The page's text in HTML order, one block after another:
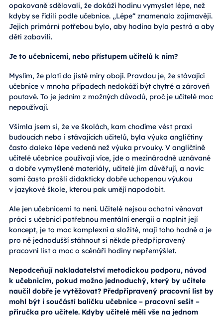
opakovaně sdělovali, že dokáží hodinu vymyslet lépe, než
kdyby se řídili podle učebnice. „Lépe“ znamenalo zajímavěji.
Jejich primární potřebou bylo, aby hodina byla pestrá a aby
děti zabavili.
Je to učebnicemi, nebo přístupem učitelů k nim?
Myslím, že platí do jisté míry obojí. Pravdou je, že stávající
učebnice v mnoha případech nedokáží být chytré a zároveň
poutavé. To je jedním z možných důvodů, proč je učitelé moc
nepoužívají.
Všimla jsem si, že ve školách, kam chodíme vést praxi
budoucích nebo i stávajících učitelů, byla výuka angličtiny
často daleko lépe vedená než výuka prvouky. V angličtině
učitelé učebnice používají více, jde o mezinárodně uznávané
a dobře vymyšlené materiály, učitelé jim důvěřují, a navíc
sami často prošli didakticky dobře uchopenou výukou
v jazykové škole, kterou pak umějí napodobit.
Ale jen učebnicemi to není. Učitelé nejsou ochotni věnovat
práci s učebnicí potřebnou mentální energii a naplnit její
koncept, je to moc komplexní a složité, mají toho hodně a je
pro ně jednodušší stáhnout si někde předpřipravený
pracovní list a moc o scénáři hodiny nepřemýšlet.
Nepodceňují nakladatelství metodickou podporu, návod
k učebnicím, pokud možno jednoduchý, který by učitele
naučil dobře je vytěžovat? Předpřipravený pracovní list by
mohl být i součástí balíčku učebnice – pracovní sešit –
příručka pro učitele. Kdyby učitelé měli vše na jednom